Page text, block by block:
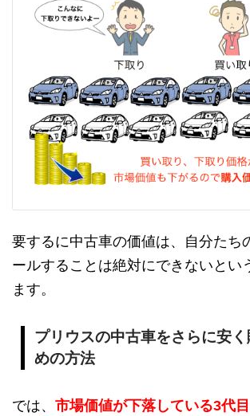
要するに中古車の価値は、自分たち
ールすることは絶対にできないとい
ます。
プリウスの中古車をさらに安
めの方法
では、 市場価値が下落している3代